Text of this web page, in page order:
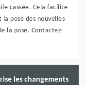
cassée. Cela facilite
pose des nouvelles
la pose. Contactez-
les changements